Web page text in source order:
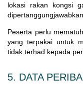
lokasi rakan kongsi
Peserta perlu
yang terpakai untuk
tidak terhad kepada
5. DATA